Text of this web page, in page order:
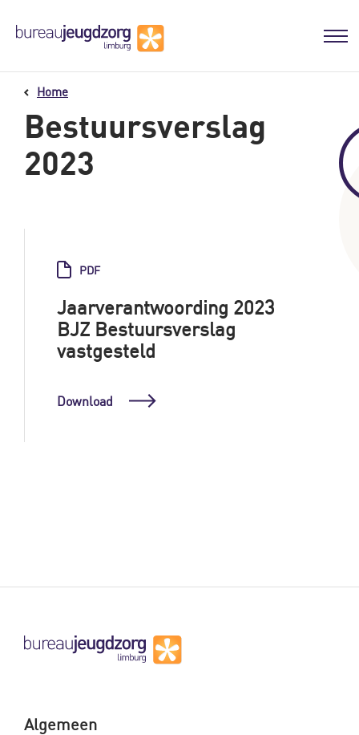
Home
Bestuursverslag
2023
PDF
Jaarverantwoording 2023
BJZ Bestuursverslag
vastgesteld
Download
Algemeen